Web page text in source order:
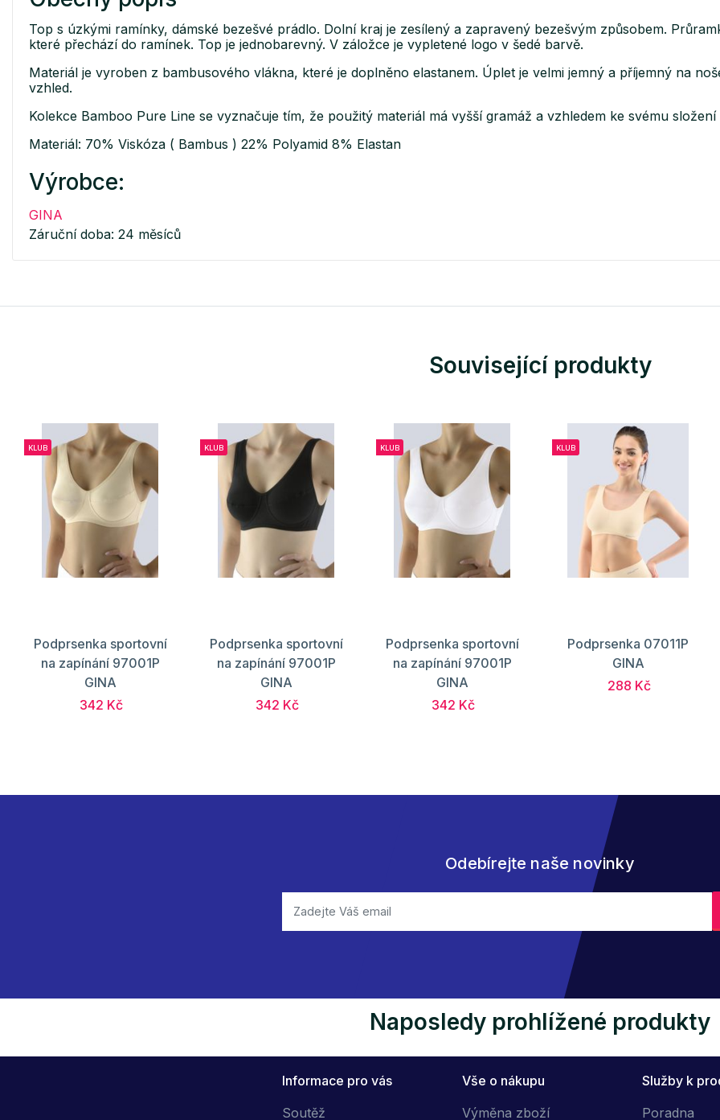
Top s úzkými ramínky, dámské bezešvé prádlo. Dolní kraj je zesílený a zapravený bezešvým způsobem.
které přechází do ramínek. Top je jednobarevný. V záložce je vypletené logo v šedé barvě.
Materiál je vyroben z bambusového vlákna, které je doplněno elastanem. Úplet je velmi jemný a příjemný na
vzhled.
Kolekce Bamboo Pure Line se vyznačuje tím, že použitý materiál má vyšší gramáž a vzhledem ke svému
Materiál: 70% Viskóza ( Bambus ) 22% Polyamid 8% Elastan
Výrobce:
GINA
Záruční doba: 24 měsíců
Související produkty
KLUB
Podprsenka sportovní
na zapínání 97001P
GINA
342 Kč
KLUB
Podprsenka sportovní
na zapínání 97001P
GINA
342 Kč
KLUB
Podprsenka sportovní
na zapínání 97001P
GINA
342 Kč
KLUB
Podprsenka 07011P
GINA
288 Kč
Odebírejte naše novinky
Naposledy prohlížené produkty
Informace pro vás
Soutěž
Vše o nákupu
Výměna zboží
Služby k
Poradna